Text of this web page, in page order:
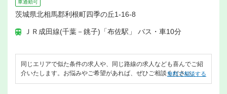
車通勤可
茨城県北相馬郡利根町四季の丘1-16-8
ＪＲ成田線(千葉－銚子)「布佐駅」 バス・車10分
同じエリアで似た条件の求人や、同じ路線の求人なども喜んでご紹
介いたします。お悩みやご希望があれば、ぜひご相談ください。
無料で相談する